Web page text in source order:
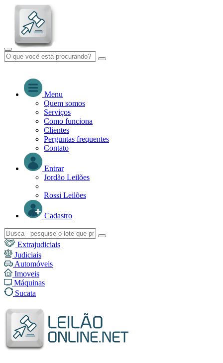
Menu
Quem somos
Serviços
Como funciona
Clientes
Perguntas frequentes
Contato
Entrar
Jordão Leilões
Rossi Leilões
Cadastro
Extrajudiciais
Judiciais
Automóveis
Imoveis
Máquinas
Sucata